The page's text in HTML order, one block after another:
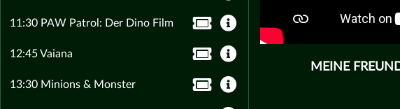
MEINE
11:30 PAW Patrol: Der Dino Film
12:45 Vaiana
13:30 Minions & Monster